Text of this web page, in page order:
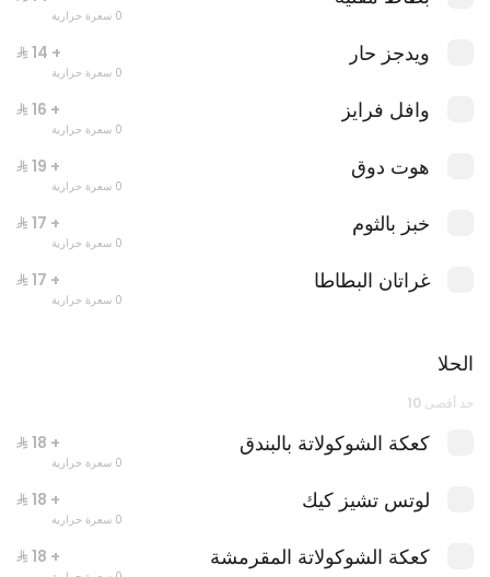
0 سعرة حرارية
ويدجز حار + ⁨⁦‪‬ 14⁩
0 سعرة حرارية
وافل فرايز + ⁨⁦‪‬ 16⁩
0 سعرة حرارية
هوت دوق + ⁨⁦‪‬ 19⁩
0 سعرة حرارية
خبز بالثوم + ⁨⁦‪‬ 17⁩
0 سعرة حرارية
غراتان البطاطا + ⁨⁦‪‬ 17⁩
0 سعرة حرارية
الحلا
حد أقصى 10
كعكة الشوكولاتة بالبندق + ⁨⁦‪‬ 18⁩
0 سعرة حرارية
لوتس تشيز كيك + ⁨⁦‪‬ 18⁩
0 سعرة حرارية
كعكة الشوكولاتة المقرمشة + ⁨⁦‪‬ 18⁩